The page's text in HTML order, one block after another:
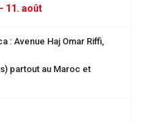
11. août
: Avenue Haj Omar Riffi,
partout au Maroc et